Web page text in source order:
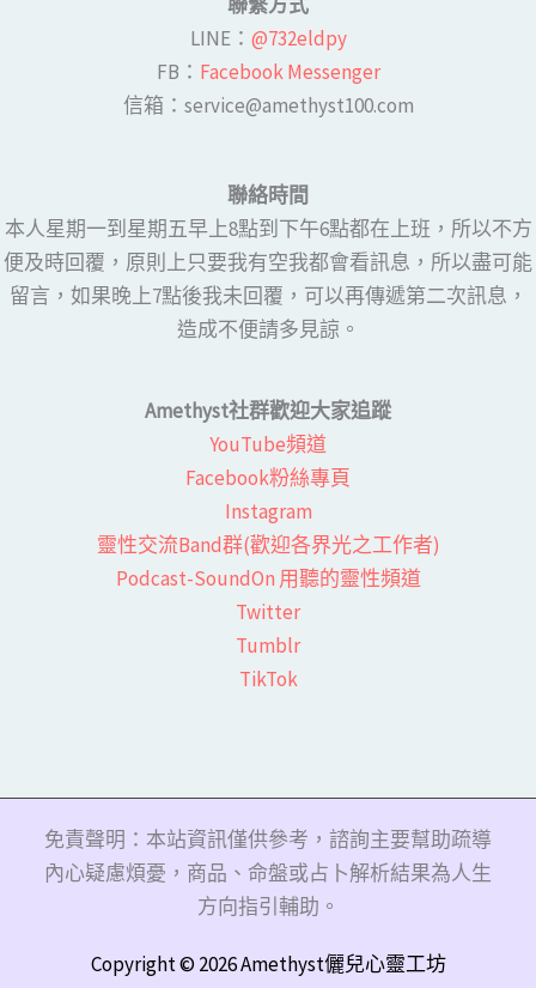
LINE​： @732eldpy
FB：​ Facebook Messenger
​​信箱：service@amethyst100.com
聯絡時間
本人星期一到星期五早上8點到下午6點都在上班，所以不方
便及時回覆，原則上只要我有空我都會看訊息，所以盡可能
留言，如果晚上7點後我未回覆，可以再傳遞第二次訊息，
造成不便請多見諒。
Amethyst社群歡迎大家追蹤
YouTube頻道
Facebook粉絲專頁​
Instagram
靈性交流Band群(歡迎各界光之工作者)​
Podcast-SoundOn 用聽的靈性頻道
​Twitter
Tumblr
TikTok
免責聲明：本站資訊僅供參考，諮詢主要幫助疏導
內心疑慮煩憂，商品、命盤或占卜解析結果為人生
方向指引輔助。
Copyright © 2026 Amethyst儷兒心靈工坊